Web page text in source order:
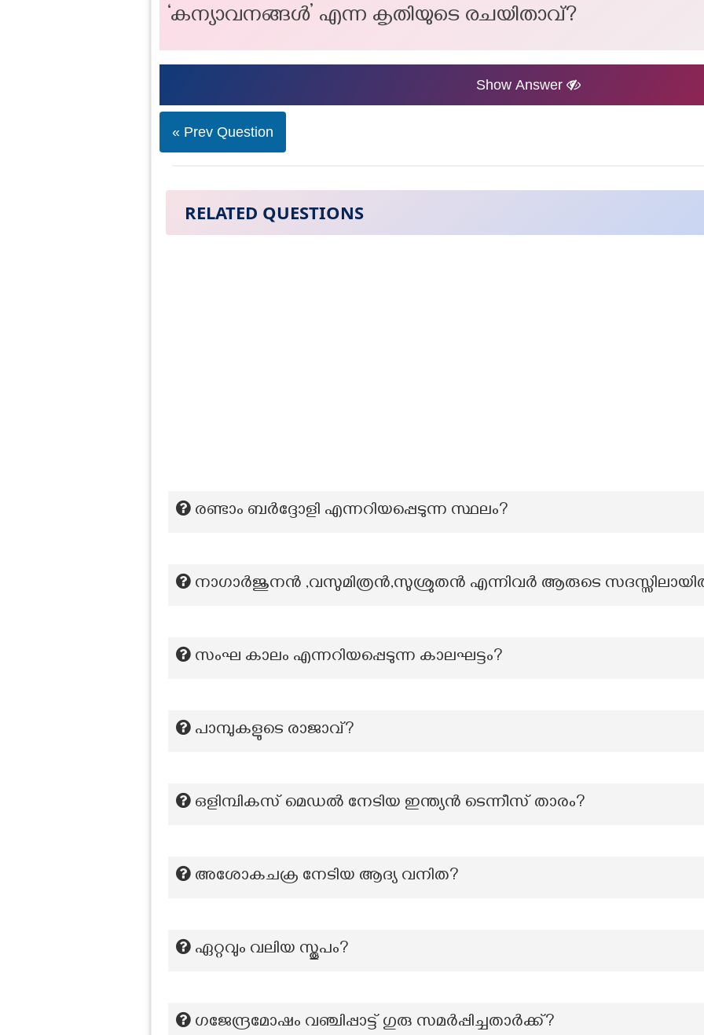
‘കന്യാവനങ്ങൾ’ എന്ന കൃതിയുടെ രചയിതാവ്?
Show Answer
« Prev Question
RELATED QUESTIONS
രണ്ടാം ബർദ്ദോളി എന്നറിയപ്പെടുന്ന സ്ഥലം?
നാഗാർജുനൻ ,വസുമിത്രൻ,സുശ്രുതൻ എന്നിവർ ആരുടെ
സംഘ കാലം എന്നറിയപ്പെടുന്ന കാലഘട്ടം?
പാമ്പുകളുടെ രാജാവ്?
ഒളിമ്പികസ് മെഡൽ നേടിയ ഇന്ത്യൻ ടെന്നീസ് താരം?
അശോകചക്ര നേടിയ ആദ്യ വനിത?
ഏറ്റവും വലിയ സ്തൂപം?
ഗജേന്ദ്രമോഷം വഞ്ചിപ്പാട്ട് ഗുരു സമർപ്പിച്ചതാർക്ക്?